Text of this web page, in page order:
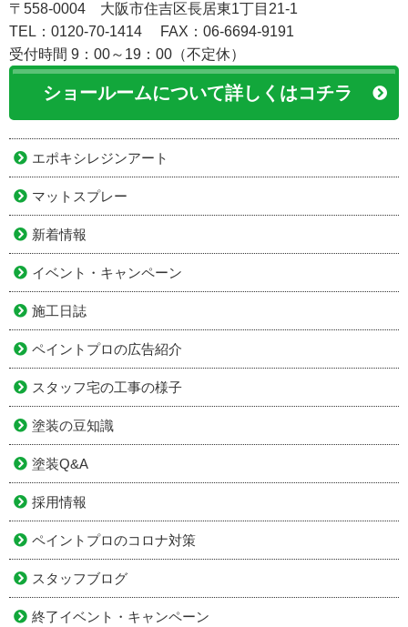
〒558-0004 大阪市住吉区長居東1丁目21-1
TEL：0120-70-1414
FAX：06-6694-9191
受付時間 9：00～19：00（不定休）
ショールームについて詳しくはコチラ
エポキシレジンアート
マットスプレー
新着情報
イベント・キャンペーン
施工日誌
ペイントプロの広告紹介
スタッフ宅の工事の様子
塗装の豆知識
塗装Q&A
採用情報
ペイントプロのコロナ対策
スタッフブログ
終了イベント・キャンペーン